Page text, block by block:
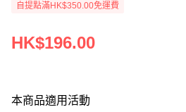
自提點滿HK$350.00免運費
HK$196.00
本商品適用活動